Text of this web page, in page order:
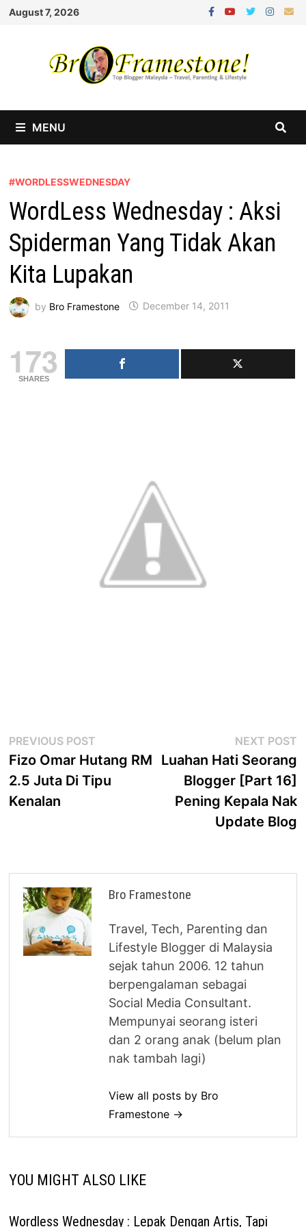
Skip
August 7, 2026
MENU
#WORDLESSWEDNESDAY
WordLess Wednesday : Aksi
Spiderman Yang Tidak Akan
Kita Lupakan
by Bro Framestone December 14, 2011
173
SHARES
Post
navigation
PREVIOUS POST
post:
Fizo Omar Hutang RM
2.5 Juta Di Tipu
Kenalan
NEXT POST
Luahan Hati Seorang
Blogger [Part 16]
Pening Kepala Nak
Update Blog
Bro Framestone
Travel, Tech, Parenting dan
Lifestyle Blogger di Malaysia
sejak tahun 2006. 12 tahun
berpengalaman sebagai
Social Media Consultant.
Mempunyai seorang isteri
dan 2 orang anak (belum plan
nak tambah lagi)
View all posts by Bro
Framestone →
YOU MIGHT ALSO LIKE
Wordless Wednesday : Lepak Dengan Artis, Tapi